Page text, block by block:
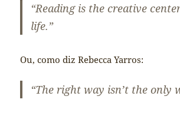
“Reading is the creative
life.”
Ou, como diz Rebecca Yarros:
“The right way isn’t the only